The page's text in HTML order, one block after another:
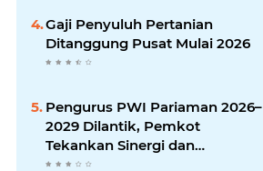
Gaji Penyuluh Pertanian
Ditanggung Pusat Mulai 2026
Pengurus PWI Pariaman 2026–
2029 Dilantik, Pemkot
Tekankan Sinergi dan
Profesionalisme Pers